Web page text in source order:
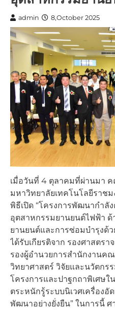
admin 8,October 2025
เมื่อวันที่ 4 ตุลาคมที่ผ่านมา
มหาวิทยาลัยเทคโนโลยีราช
พิธีเปิด “โครงการพัฒนากำลั
อุตสาหกรรมยานยนต์ไฟฟ้า ด้
ยานยนต์และการซ่อมบำรุงด้
ได้รับเกียรติจาก รองศาสตร
รองผู้อำนวยการสำนักงานค
วิทยาศาสตร์ วิจัยและนวัตกร
โครงการและปาฐกถาพิเศษใ
ตระหนักรู้ระบบนิเวศเครื่องอั
พัฒนาอย่างยั่งยืน” ในการนี้